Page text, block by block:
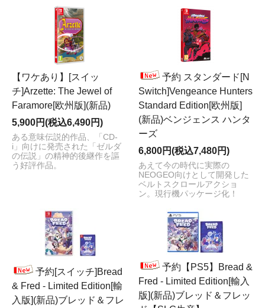
【ワケあり】[スイッ
チ]Arzette: The Jewel of
Faramore[欧州版](新品)
5,900円(税込6,490円)
ある意味伝説的作品、「CD-
i」向けに発売された「ゼルダ
の伝説」の精神的後継作を謳
う好評作品。
予約 スタンダード[N
Switch]Vengeance Hunters
Standard Edition[欧州版]
(新品)ベンジェンス ハンタ
ーズ
6,800円(税込7,480円)
あえて今の時代に実際の
NEOGEO向けとして開発した
ベルトスクロールアクショ
ン。現行機パッケージ化！
予約[スイッチ]Bread
& Fred - Limited Edition[輸
入版](新品)ブレッド＆フレ
予約【PS5】Bread &
Fred - Limited Edition[輸入
版](新品)ブレッド＆フレッ